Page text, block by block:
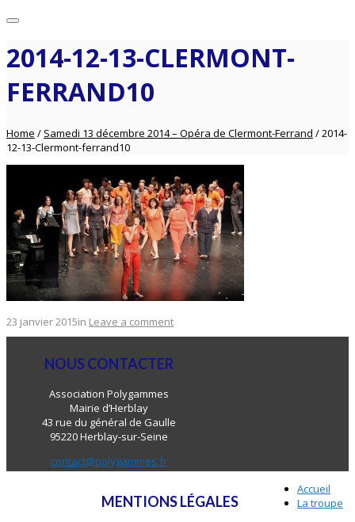
2014-12-13-CLERMONT-
FERRAND10
Home / Samedi 13 décembre 2014 – Opéra de Clermont-Ferrand /2014-
12-13-Clermont-ferrand10
23 janvier 2015in Leave a comment
NOUS CONTACTER
Association Polygammes
Mairie d’Herblay
43 rue du général de Gaulle
95220 Herblay-sur-Seine
contact@polygammes.fr
MENTIONS LÉGALES
Accueil
La troupe